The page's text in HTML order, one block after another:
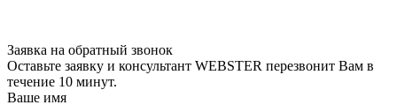
Заявка на обратный звонок
Оставьте заявку и консультант WEBSTER перезвонит Вам в
течение 10 минут.
Ваше имя